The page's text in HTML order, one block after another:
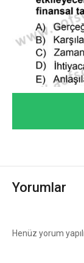
Yorumlar
Henüz yorum